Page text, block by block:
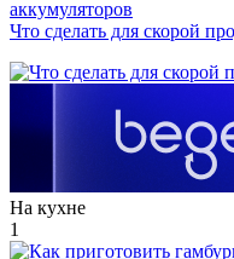
Что сделать для скорой
На кухне
1